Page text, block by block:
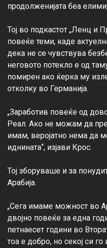
продолженијата беа
Тој во подкастот „Ленц и
повеќе теми, каде
дека не се чувствува
неговото потекло е од
помирен ако ќерка му
отколку во Германија.
„Заработив повеќе од
Реал. Ако не можам да
имам, веројатно нема да
иднината“, изјави Крос.
Тој зборуваше и за
Арабија.
„Сега имаме можност во
двојно повеќе за една
петнаесет години во
тоа е добро, но секој си